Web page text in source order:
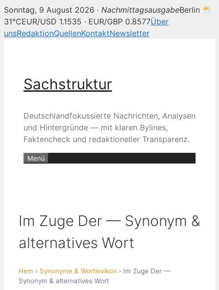
Sonntag, 9 August 2026 · NachmittagsausgabeBerlin
31°CEUR/USD 1.1535 · EUR/GBP 0.8577Über
unsRedaktionQuellenKontaktNewsletter
Sachstruktur
Deutschlandfokussierte Nachrichten, Analysen
und Hintergründe — mit klaren Bylines,
Faktencheck und redaktioneller Transparenz.
Menü
Im Zuge Der — Synonym &
alternatives Wort
Hem › Synonyme & Wortlexikon › Im Zuge Der —
Synonym & alternatives Wort